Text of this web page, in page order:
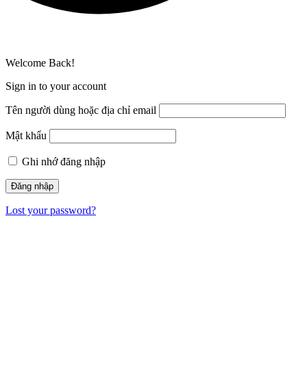
Welcome Back!
Sign in to your account
Tên người dùng hoặc địa chỉ email
Mật khẩu
Ghi nhớ đăng nhập
Lost your password?